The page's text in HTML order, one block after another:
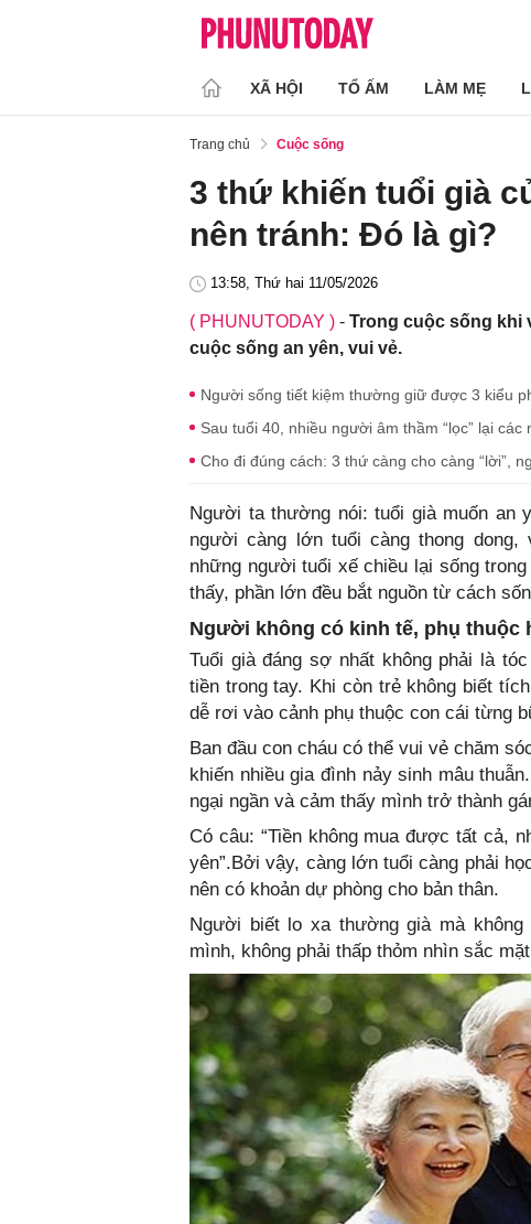
XÃ HỘI TỔ ẤM LÀM MẸ
Trang chủ Cuộc sống
3 thứ khiến tuổi già
nên tránh: Đó là gì?
13:58, Thứ hai 11/05/2026
( PHUNUTODAY ) - Trong cuộc sống khi
cuộc sống an yên, vui vẻ.
Người sống tiết kiệm thường giữ được 3 kiểu
Sau tuổi 40, nhiều người âm thầm “lọc” lại
Cho đi đúng cách: 3 thứ càng cho càng “lời”,
Người ta thường nói: tuổi già muốn an
người càng lớn tuổi càng thong
những người tuổi xế chiều lại sống
thấy, phần lớn đều bắt nguồn từ cách
Người không có kinh tế, phụ thuộc
Tuổi già đáng sợ nhất không phải là
tiền trong tay. Khi còn trẻ không biết
dễ rơi vào cảnh phụ thuộc con cái từng
Ban đầu con cháu có thể vui vẻ chăm
khiến nhiều gia đình nảy sinh mâu
ngại ngần và cảm thấy mình trở thành
Có câu: “Tiền không mua được tất cả,
yên”.Bởi vậy, càng lớn tuổi càng phải
nên có khoản dự phòng cho bản thân.
Người biết lo xa thường già mà
mình, không phải thấp thỏm nhìn sắc